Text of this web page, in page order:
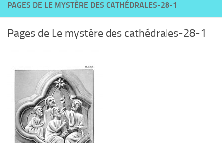
PAGES DE LE MYSTÈRE DES CATHÉDRALES-28-1
Pages de Le mystère des cathédrales-28-1